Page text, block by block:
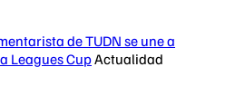
de TUDN se une a
Leagues CupActualidad